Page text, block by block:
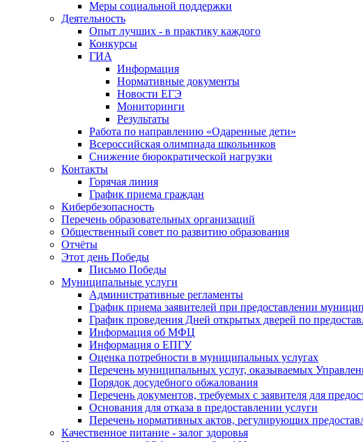
Меры социальной поддержки
Деятельность
Опыт лучших - в практику каждого
Конкурсы
ГИА
Информация
Нормативные документы
Новости ЕГЭ
Мониторинги
Результаты
Работа по направлению «Одаренные дети»
Всероссийская олимпиада школьников
Снижение бюрократической нагрузки
Контакты
Горячая линия
График приема граждан
Кибербезопасность
Перечень образовательных организаций
Общественный совет по развитию образования
Отчёты
Этот день Победы
Письмо Победы
Mуниципальные услуги
Административные регламенты
График приема заявителей при предоставлении
График проведения Дней открытых дверей по
Информация об МФЦ
Информация о ЕПГУ
Оценка потребности в муниципальных услугах
Перечень муниципальных услуг, оказываемых
Порядок досудебного обжалования
Перечень документов, требуемых с заявителя для
Основания для отказа в предоставлении услуги
Перечень нормативных актов, регулирующих
Качественное питание - залог здоровья